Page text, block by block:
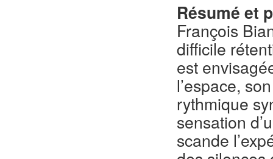
Résumé et
François
difficile
est
l’espace,
rythmique
sensation
scande